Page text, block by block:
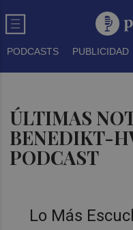
PODCASTS PUBLICIDAD
ÚLTIMAS
BENEDIKT-
PODCAST
Lo Más